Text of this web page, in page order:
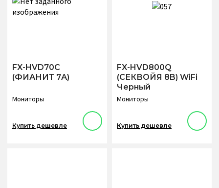
FX-HVD70C
(ФИАНИТ 7А)
Мониторы
Купить дешевле
FX-HVD800Q
(СЕКВОЙЯ 8B) WiFi
Черный
Мониторы
Купить дешевле